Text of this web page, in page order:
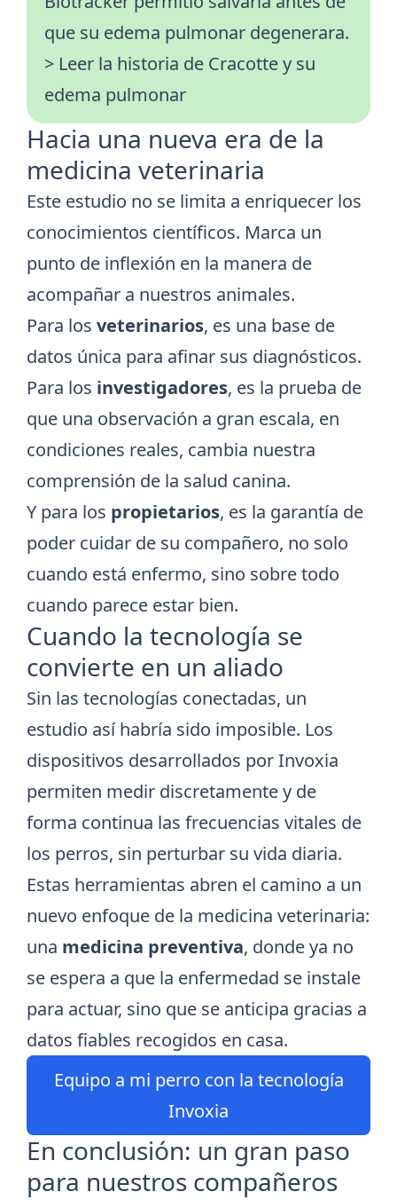
que su edema pulmonar degenerara.
> Leer la historia de Cracotte y su
edema pulmonar
Hacia una nueva era de la
medicina veterinaria
Este estudio no se limita a enriquecer los
conocimientos científicos. Marca un
punto de inflexión en la manera de
acompañar a nuestros animales.
Para los veterinarios, es una base de
datos única para afinar sus diagnósticos.
Para los investigadores, es la prueba de
que una observación a gran escala, en
condiciones reales, cambia nuestra
comprensión de la salud canina.
Y para los propietarios, es la garantía de
poder cuidar de su compañero, no solo
cuando está enfermo, sino sobre todo
cuando parece estar bien.
Cuando la tecnología se
convierte en un aliado
Sin las tecnologías conectadas, un
estudio así habría sido imposible. Los
dispositivos desarrollados por Invoxia
permiten medir discretamente y de
forma continua las frecuencias vitales de
los perros, sin perturbar su vida diaria.
Estas herramientas abren el camino a un
nuevo enfoque de la medicina veterinaria:
una medicina preventiva, donde ya no
se espera a que la enfermedad se instale
para actuar, sino que se anticipa gracias a
datos fiables recogidos en casa.
Equipo a mi perro con la tecnología
Invoxia
En conclusión: un gran paso
para nuestros compañeros